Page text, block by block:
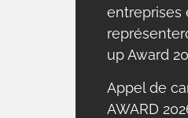
entreprises
up Award
Appel de
AWARD